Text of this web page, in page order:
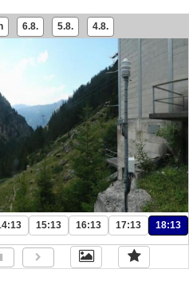
6.8. 5.8. 4.8.
15:13 16:13 17:13 18:13